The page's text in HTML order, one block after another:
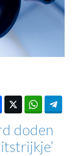
doden